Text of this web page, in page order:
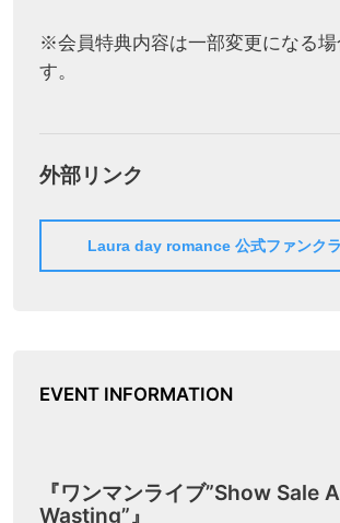
※会員特典内容は一部変更になる場
す。
外部リンク
Laura day romance 公式ファンク
EVENT INFORMATION
『ワンマンライブ”Show Sale
Wasting”』